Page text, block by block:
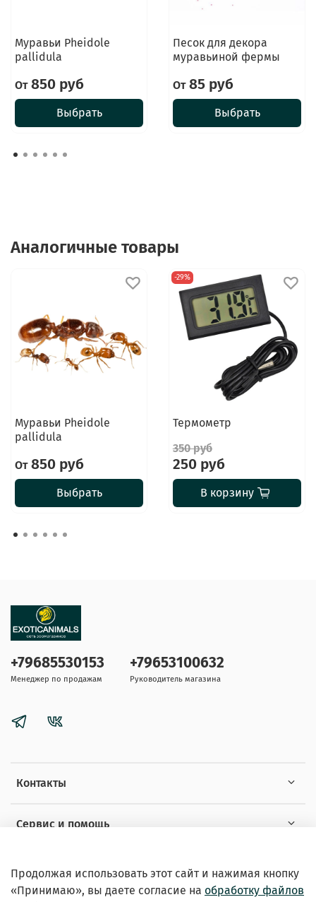
Муравьи Pheidole
pallidula
От850 руб
Выбрать
Песок для декора
муравьиной фермы
От85 руб
Выбрать
Аналогичные товары
Муравьи Pheidole
pallidula
От850 руб
Выбрать
-29%
Термометр
350 руб
250 руб
В корзину
Контакты
Сервис и помощь
+79685530153
Менеджер по продажам
+79653100632
Руководитель магазина
Продолжая использовать этот сайт и нажимая кнопку
«Принимаю», вы даете согласие на обработку файлов